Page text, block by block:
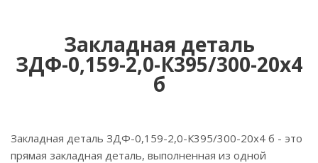
Закладная деталь
ЗДФ-0,159-2,0-К395/300-20х4
б
Закладная деталь ЗДФ-0,159-2,0-К395/300-20х4 б - это
прямая закладная деталь, выполненная из одной